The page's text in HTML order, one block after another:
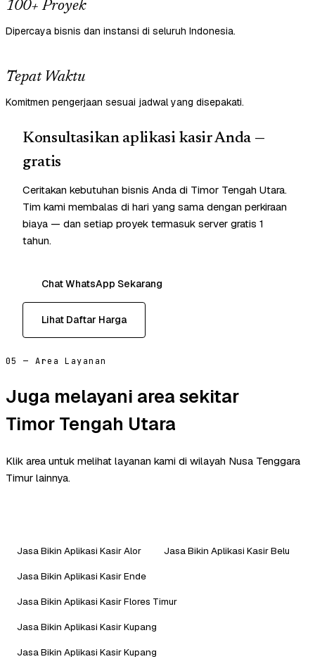
100+ Proyek
Dipercaya bisnis dan instansi di seluruh Indonesia.
Tepat Waktu
Komitmen pengerjaan sesuai jadwal yang disepakati.
Konsultasikan aplikasi kasir Anda —
gratis
Ceritakan kebutuhan bisnis Anda di Timor Tengah Utara.
Tim kami membalas di hari yang sama dengan perkiraan
biaya — dan setiap proyek termasuk server gratis 1
tahun.
Chat WhatsApp Sekarang
Lihat Daftar Harga
05 — Area Layanan
Juga melayani area sekitar
Timor Tengah Utara
Klik area untuk melihat layanan kami di wilayah Nusa Tenggara
Timur lainnya.
Jasa Bikin Aplikasi Kasir Alor
Jasa Bikin Aplikasi Kasir Belu
Jasa Bikin Aplikasi Kasir Ende
Jasa Bikin Aplikasi Kasir Flores Timur
Jasa Bikin Aplikasi Kasir Kupang
Jasa Bikin Aplikasi Kasir Kupang